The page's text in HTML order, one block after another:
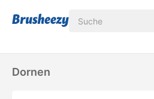
Dornen